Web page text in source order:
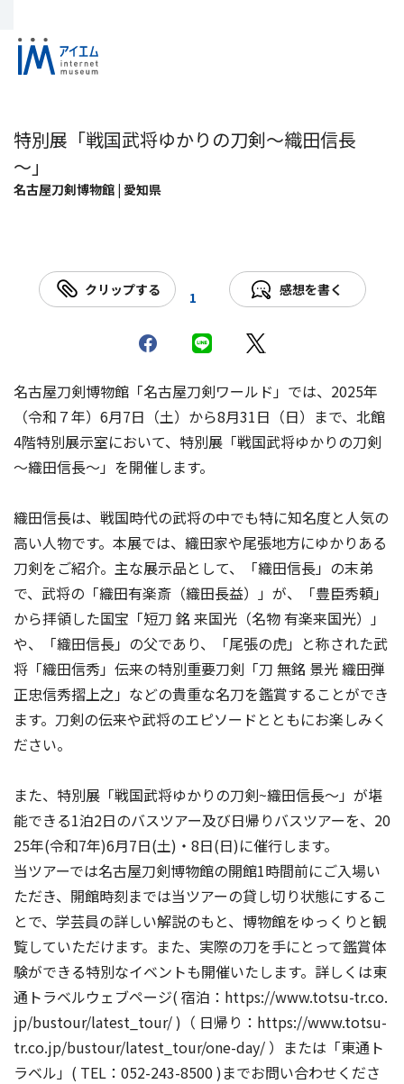
特別展「戦国武将ゆかりの刀剣～織田信長
～」
名古屋刀剣博物館 | 愛知県
クリップする 1 感想を書く
名古屋刀剣博物館「名古屋刀剣ワールド」では、2025年
（令和７年）6月7日（土）から8月31日（日）まで、北館
4階特別展示室において、特別展「戦国武将ゆかりの刀剣
～織田信長～」を開催します。
織田信長は、戦国時代の武将の中でも特に知名度と人気の
高い人物です。本展では、織田家や尾張地方にゆかりある
刀剣をご紹介。主な展示品として、「織田信長」の末弟
で、武将の「織田有楽斎（織田長益）」が、「豊臣秀頼」
から拝領した国宝「短刀 銘 来国光（名物 有楽来国光）」
や、「織田信長」の父であり、「尾張の虎」と称された武
将「織田信秀」伝来の特別重要刀剣「刀 無銘 景光 織田弾
正忠信秀摺上之」などの貴重な名刀を鑑賞することができ
ます。刀剣の伝来や武将のエピソードとともにお楽しみく
ださい。
また、特別展「戦国武将ゆかりの刀剣~織田信長～」が堪
能できる1泊2日のバスツアー及び日帰りバスツアーを、20
25年(令和7年)6月7日(土)・8日(日)に催行します。
当ツアーでは名古屋刀剣博物館の開館1時間前にご入場い
ただき、開館時刻までは当ツアーの貸し切り状態にするこ
とで、学芸員の詳しい解説のもと、博物館をゆっくりと観
覧していただけます。また、実際の刀を手にとって鑑賞体
験ができる特別なイベントも開催いたします。詳しくは東
通トラベルウェブページ( 宿泊：https://www.totsu-tr.co.
jp/bustour/latest_tour/ )（ 日帰り：https://www.totsu-
tr.co.jp/bustour/latest_tour/one-day/ ）または「東通ト
ラベル」( TEL：052-243-8500 )までお問い合わせくださ